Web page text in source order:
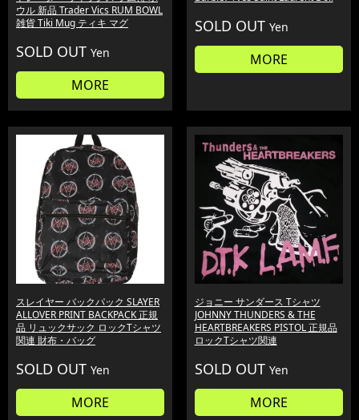
ウル 新品 Trader Vics RUM BOWL
雑貨 Tiki Mug ティキ マグ
SOLD OUT Yen
MORE
SOLD OUT Yen
MORE
スレイヤー バックパック SLAYER
ALLOVER PRINT BACKPACK 正規
品 リュックサック ロックTシャツ
関連 財布・バッグ
SOLD OUT Yen
MORE
ジョニー サンダース Tシャツ
JOHNNY THUNDERS & THE
HEARTBREAKERS PISTOL 正規品
ロックTシャツ関連
SOLD OUT Yen
MORE